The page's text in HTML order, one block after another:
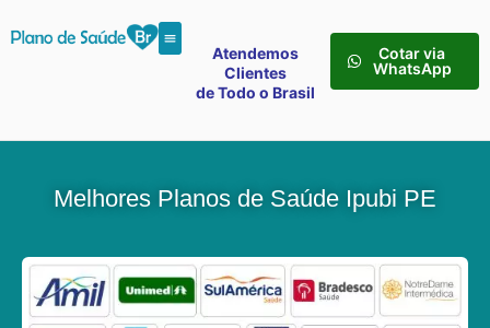
Atendemos
Clientes
de Todo o Brasil
Cotar via
WhatsApp
Melhores Planos de Saúde Ipubi PE